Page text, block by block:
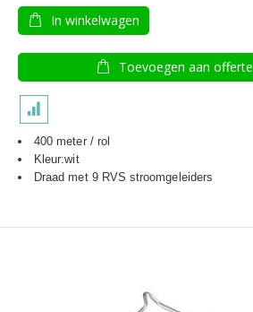
In winkelwagen
Toevoegen aan offerte
400 meter / rol
Kleur:wit
Draad met 9 RVS stroomgeleiders